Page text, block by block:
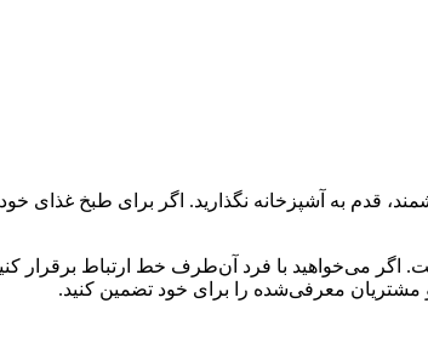
به آشپزخانه نگذارید. اگر برای طبخ غذای خود،
می‌خواهید با فرد آن‌طرف خط ارتباط برقرار
معرفی‌شده را برای خود تضمین کنید.